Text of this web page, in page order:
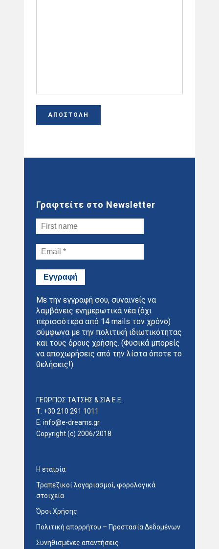
Γραφτείτε στο Newsletter
Με την εγγραφή σου, συναινείς να
λαμβάνεις ενημερωτικά νέα (όχι
περισσότερα από 14 mails τον χρόνο)
σύμφωνα με την πολιτική ιδιωτικότητας
και τους όρους χρήσης. (Φυσικά μπορείς
να αποχωρήσεις από την λίστα όποτε το
θελήσεις!)
ΓΕΩΡΓΙΟΣ ΤΑΤΣΗΣ & ΣΙΑ E.E.
T: +30 210 291 1011
E: info@e-dreams.gr
Copyright (c) 2006/2018
Η εταιρία
Τραπεζικοί λογαριασμοί, φορολογικά
στοιχεία
Όροι Χρήσης
Πολιτική απορρήτου – Προστασία Δεδομένων
Συνηθισμένες απαντήσεις